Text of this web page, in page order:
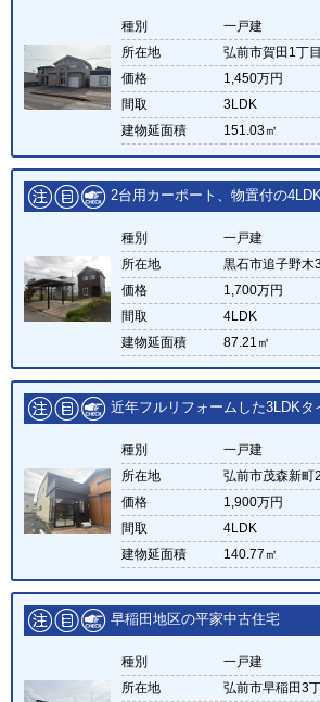
種別
一戸建
所在地
弘前市賀田1丁
価格
1,450万円
間取
3LDK
建物延面積
151.03㎡
2台用カーポート、物置付の
種別
一戸建
所在地
黒石市追子野木
価格
1,700万円
間取
4LDK
建物延面積
87.21㎡
近年フルリフォームした3LDKタ
種別
一戸建
所在地
弘前市茂森新町
価格
1,900万円
間取
4LDK
建物延面積
140.77㎡
早稲田地区の平家中古住宅
種別
一戸建
所在地
弘前市早稲田3